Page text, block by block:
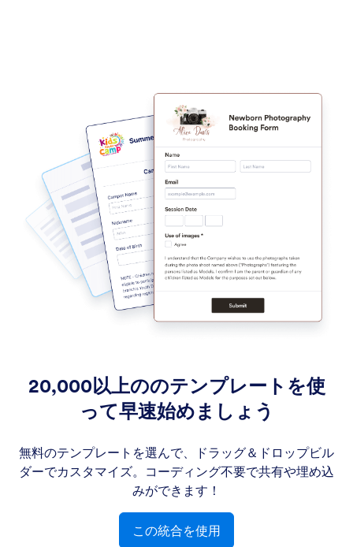
20,000以上ののテンプレートを使
って早速始めましょう
無料のテンプレートを選んで、ドラッグ＆ドロップビル
ダーでカスタマイズ。コーディング不要で共有や埋め込
みができます！
この統合を使用